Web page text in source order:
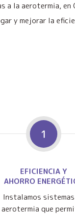
a la aerotermia,
y mejorar la
1
EFICIENCIA Y
AHORRO
Instalamos
aerotermia que